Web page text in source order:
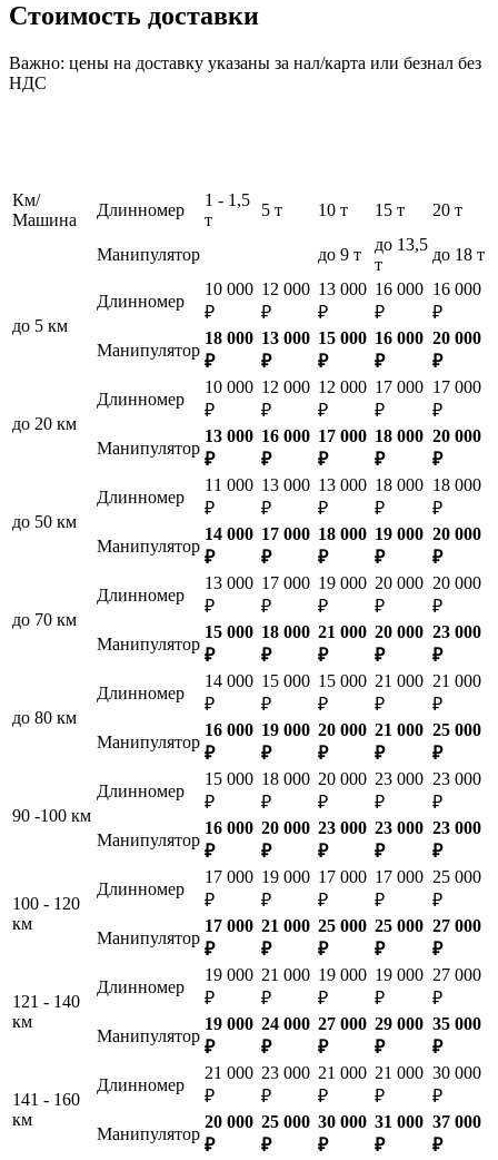
Стоимость доставки
Важно: цены на доставку указаны за нал/карта или безнал без
НДС
Км/
Машина
Длинномер
1 - 1,5
т
5 т 10 т 15 т 20 т
Манипулятор до 9 т
до 13,5
т
до 18 т
до 5 км
Длинномер
10 000
₽
12 000
₽
13 000
₽
16 000
₽
16 000
₽
Манипулятор
18 000
₽
13 000
₽
15 000
₽
16 000
₽
20 000
₽
до 20 км
Длинномер
10 000
₽
12 000
₽
12 000
₽
17 000
₽
17 000
₽
Манипулятор
13 000
₽
16 000
₽
17 000
₽
18 000
₽
20 000
₽
до 50 км
Длинномер
11 000
₽
13 000
₽
13 000
₽
18 000
₽
18 000
₽
Манипулятор
14 000
₽
17 000
₽
18 000
₽
19 000
₽
20 000
₽
до 70 км
Длинномер
13 000
₽
17 000
₽
19 000
₽
20 000
₽
20 000
₽
Манипулятор
15 000
₽
18 000
₽
21 000
₽
20 000
₽
23 000
₽
до 80 км
Длинномер
14 000
₽
15 000
₽
15 000
₽
21 000
₽
21 000
₽
Манипулятор
16 000
₽
19 000
₽
20 000
₽
21 000
₽
25 000
₽
90 -100 км
Длинномер
15 000
₽
18 000
₽
20 000
₽
23 000
₽
23 000
₽
Манипулятор
16 000
₽
20 000
₽
23 000
₽
23 000
₽
23 000
₽
100 - 120
км
Длинномер
17 000
₽
19 000
₽
17 000
₽
17 000
₽
25 000
₽
Манипулятор
17 000
₽
21 000
₽
25 000
₽
25 000
₽
27 000
₽
121 - 140
км
Длинномер
19 000
₽
21 000
₽
19 000
₽
19 000
₽
27 000
₽
Манипулятор
19 000
₽
24 000
₽
27 000
₽
29 000
₽
35 000
₽
141 - 160
км
Длинномер
21 000
₽
23 000
₽
21 000
₽
21 000
₽
30 000
₽
Манипулятор
20 000
₽
25 000
₽
30 000
₽
31 000
₽
37 000
₽